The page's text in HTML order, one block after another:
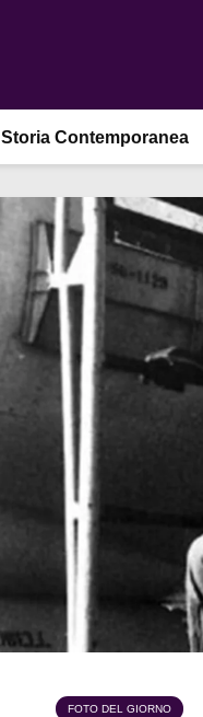
Storia Contemporanea
FOTO DEL GIORNO